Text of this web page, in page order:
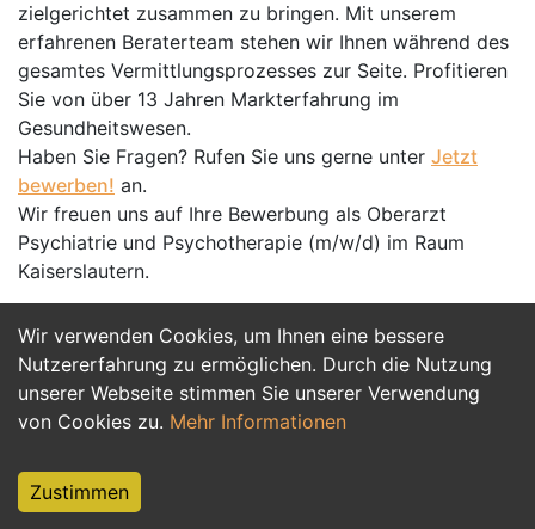
Wir verwenden Cookies, um Ihnen eine bessere
Nutzererfahrung zu ermöglichen. Durch die Nutzung
unserer Webseite stimmen Sie unserer Verwendung
von Cookies zu. Mehr Informationen
Zustimmen
zielgerichtet zusammen zu bringen. Mit unserem
erfahrenen Beraterteam stehen wir Ihnen während des
gesamtes Vermittlungsprozesses zur Seite. Profitieren
Sie von über 13 Jahren Markterfahrung im
Gesundheitswesen.
Haben Sie Fragen? Rufen Sie uns gerne unter Jetzt
bewerben! an.
Wir freuen uns auf Ihre Bewerbung als Oberarzt
Psychiatrie und Psychotherapie (m/w/d) im Raum
Kaiserslautern.
Jetzt Bewerben